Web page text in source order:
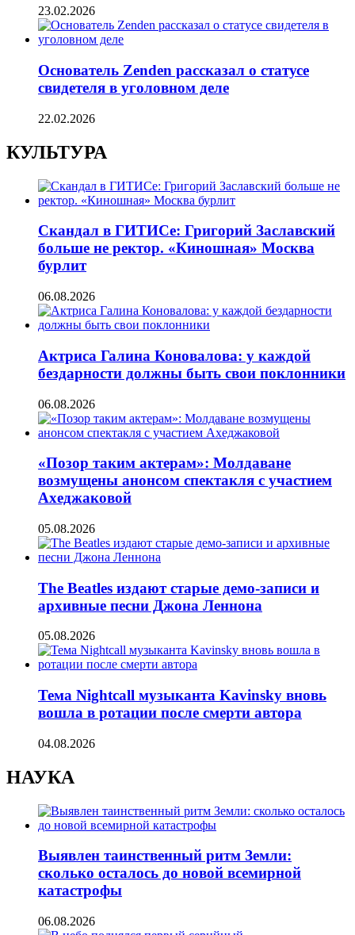
23.02.2026
Основатель Zenden рассказал о статусе
свидетеля в уголовном деле
22.02.2026
КУЛЬТУРА
Скандал в ГИТИСе: Григорий Заславский
больше не ректор. «Киношная» Москва
бурлит
06.08.2026
Актриса Галина Коновалова: у каждой
бездарности должны быть свои поклонники
06.08.2026
«Позор таким актерам»: Молдаване
возмущены анонсом спектакля с участием
Ахеджаковой
05.08.2026
The Beatles издают старые демо-записи и
архивные песни Джона Леннона
05.08.2026
Тема Nightcall музыканта Kavinsky вновь
вошла в ротации после смерти автора
04.08.2026
НАУКА
Выявлен таинственный ритм Земли:
сколько осталось до новой всемирной
катастрофы
06.08.2026